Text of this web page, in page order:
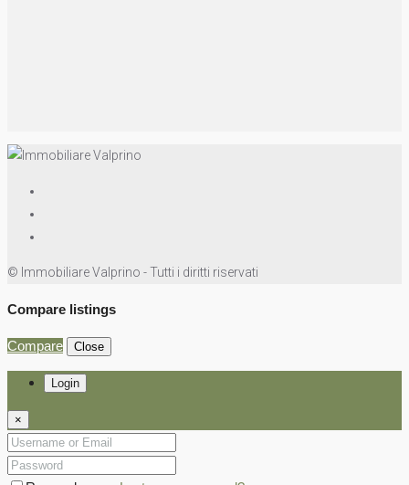
© Immobiliare Valprino - Tutti i diritti riservati
Compare listings
Compare Close
Login
×